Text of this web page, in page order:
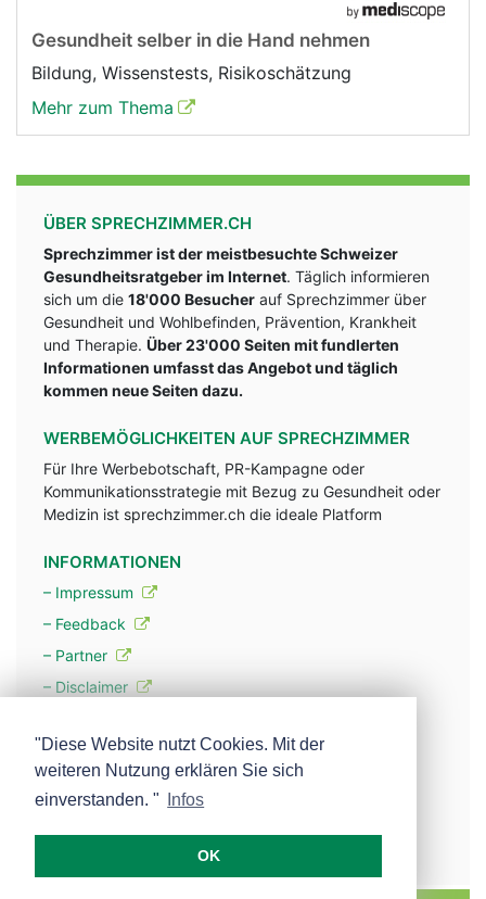
Gesundheit selber in die Hand nehmen
Bildung, Wissenstests, Risikoschätzung
Mehr zum Thema
ÜBER SPRECHZIMMER.CH
Sprechzimmer ist der meistbesuchte Schweizer
Gesundheitsratgeber im Internet. Täglich informieren
sich um die 18'000 Besucher auf Sprechzimmer über
Gesundheit und Wohlbefinden, Prävention, Krankheit
und Therapie. Über 23'000 Seiten mit fundlerten
Informationen umfasst das Angebot und täglich
kommen neue Seiten dazu.
WERBEMÖGLICHKEITEN AUF SPRECHZIMMER
Für Ihre Werbebotschaft, PR-Kampagne oder
Kommunikationsstrategie mit Bezug zu Gesundheit oder
Medizin ist sprechzimmer.ch die ideale Platform
INFORMATIONEN
– Impressum
– Feedback
– Partner
– Disclaimer
– Werbung
– Mehr über unsere Experten
"Diese Website nutzt Cookies. Mit der
weiteren Nutzung erklären Sie sich
einverstanden. "
Infos
OK